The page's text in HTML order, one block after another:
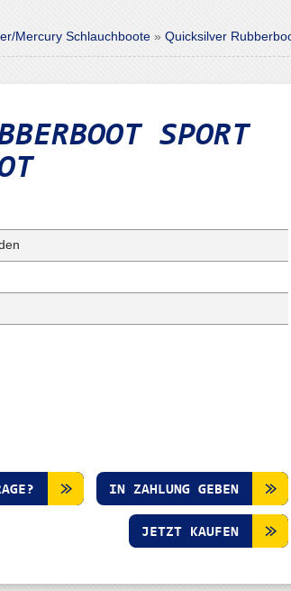
Mercury Schlauchboote » Quicksilver
SPORT
IN ZAHLUNG GEBEN
JETZT KAUFEN